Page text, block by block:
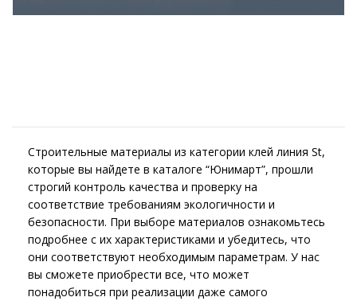
Строительные материалы из категории клей линия St,
которые вы найдете в каталоге “Юнимарт”, прошли
строгий контроль качества и проверку на
соответствие требованиям экологичности и
безопасности. При выборе материалов ознакомьтесь
подробнее с их характеристиками и убедитесь, что
они соответствуют необходимым параметрам. У нас
вы сможете приобрести все, что может
понадобиться при реализации даже самого